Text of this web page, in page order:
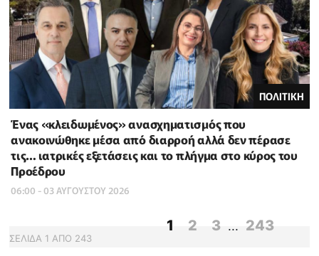
ΠΟΛΙΤΙΚΗ
Ένας «κλειδωμένος» ανασχηματισμός που
ανακοινώθηκε μέσα από διαρροή αλλά δεν πέρασε
τις… ιατρικές εξετάσεις και το πλήγμα στο κύρος του
Προέδρου
06:00 - 03 ΑΥΓΟΥΣΤΟΥ 2026
ΣΕΛΙΔΑ 1 ΑΠΟ 243
1 2 3 ... 243